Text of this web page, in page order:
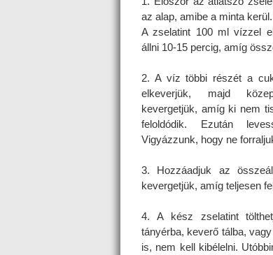
az alap, amibe a minta kerül.
A zselatint 100 ml vízzel
állni 10-15 percig, amíg
2. A víz többi részét a
elkeverjük, majd
kevergetjük, amíg ki nem
feloldódik. Ezután
Vigyázzunk, hogy ne
3. Hozzáadjuk az
kevergetjük, amíg teljesen
4. A kész zselatint
tányérba, keverő tálba,
is, nem kell kibélelni.